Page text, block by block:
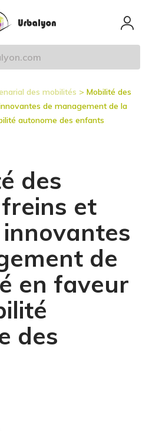
des mobilités
Mobilité des
de management de la
autonome des enfants
des
et
de
en faveur
des